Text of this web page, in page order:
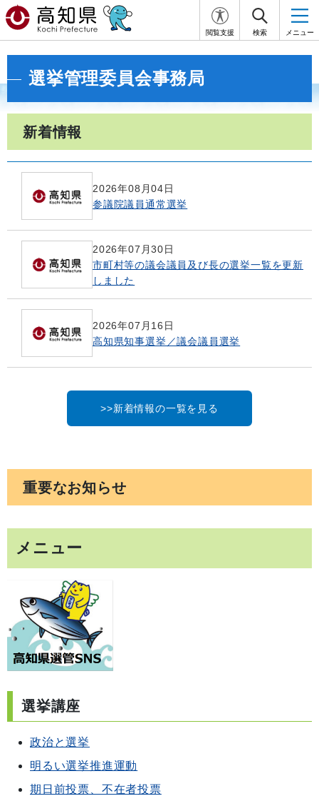
閲覧支援 検索 メニュー
選挙管理委員会事務局
新着情報
2026年08月04日
参議院議員通常選挙
2026年07月30日
市町村等の議会議員及び長の選挙一覧を更新
しました
2026年07月16日
高知県知事選挙／議会議員選挙
>>新着情報の一覧を見る
重要なお知らせ
メニュー
選挙講座
政治と選挙
明るい選挙推進運動
期日前投票、不在者投票